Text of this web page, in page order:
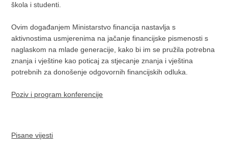
škola i studenti.
Ovim događanjem Ministarstvo financija nastavlja s
aktivnostima usmjerenima na jačanje financijske pismenosti s
naglaskom na mlade generacije, kako bi im se pružila potrebna
znanja i vještine kao poticaj za stjecanje znanja i vještina
potrebnih za donošenje odgovornih financijskih odluka.
Poziv i program konferencije
Pisane vijesti